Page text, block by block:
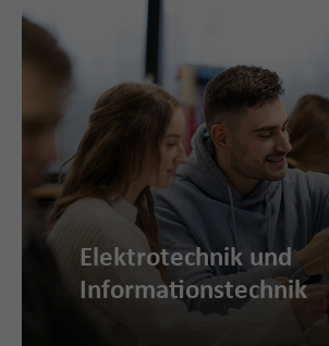
Elektrotechnik und
Informationstechnik